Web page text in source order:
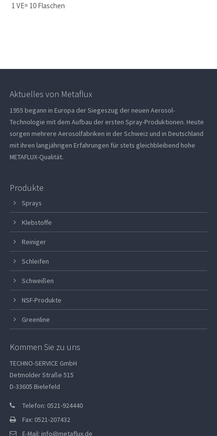
1 VE= 10 Flaschen
Aktuelles von Metaflux
1955 begann in Europa der Siegeszug der neuen Aerosol-
Technologie mit dem Aufbau der ersten Spray-Produktionen. Heute
sorgen mehrere Aerosolfabriken in der Schweiz und in Deutschland
mit ihren langjährigen Erfahrungen für stets gleichbleibend hohe
METAFLUX-Qualität.
Produkte
Sprays
Klebstoffe
Reiniger
Schleifen
Schweißen
NSF-Produkte
Greenline
Kommen Sie zu uns
TECHNO-SERVICE GmbH
Detmolder Straße 515
D-33605 Bielefeld
Telefon: 0521-924440
Fax: 0521-207432
E-Mail: info@metaflux.de